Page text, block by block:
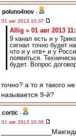
poluno4nov -
01 авг 2013 10:37
Allig » 01 авг 2013
9 канал есть и у
сигнал точно будет
что и у нтв+ и у
появиться.
будет. Вопрос
точно? а то я такого
называется 9-й?
cortic -
01 авг 2013 10:36